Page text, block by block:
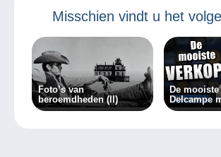
Misschien vindt u het
Foto’s van
beroemdheden (II)
De
Delcampe